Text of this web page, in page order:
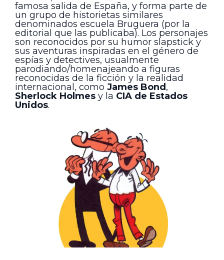
famosa salida de España, y forma parte de
un grupo de historietas similares
denominados escuela Bruguera (por la
editorial que las publicaba). Los personajes
son reconocidos por su humor slapstick y
sus aventuras inspiradas en el género de
espías y detectives, usualmente
parodiando/homenajeando a figuras
reconocidas de la ficción y la realidad
internacional, como James Bond ,
Sherlock Holmes y la CIA de Estados
Unidos.